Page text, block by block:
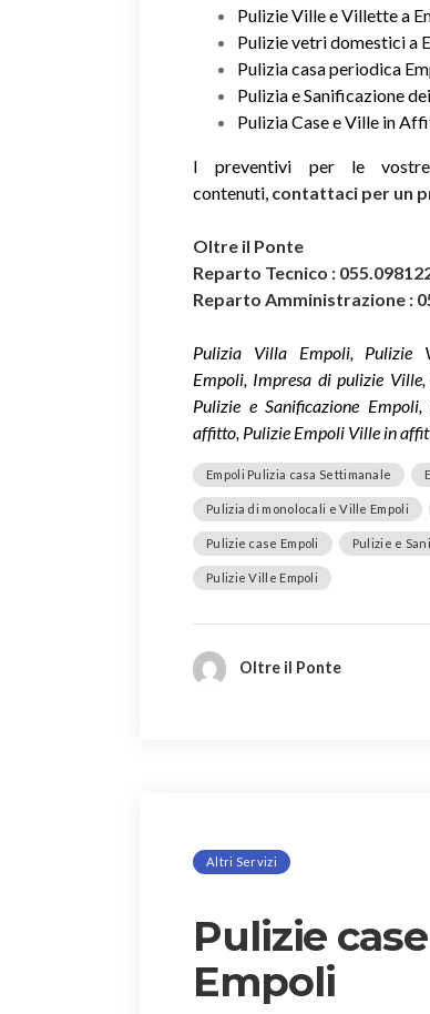
Pulizie Ville e Villette a
Pulizie vetri domestici a
Pulizia casa periodica
Pulizia e Sanificazione
Pulizia Case e Ville in
I preventivi per le
contenuti, contattaci per un
Oltre il Ponte
Reparto Tecnico :
Reparto Amministrazione :
Pulizia Villa Empoli, Pulizie
Empoli, Impresa di pulizie
Pulizie e Sanificazione
affitto, Pulizie Empoli Ville in
Empoli Pulizia casa Settimanale
Pulizia di monolocali e Ville Empoli
Pulizie case Empoli Pulizie e
Pulizie Ville Empoli
Oltre il Ponte
Altri Servizi
Pulizie
Empoli